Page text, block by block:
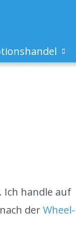
Ich handle auf
derWheel-